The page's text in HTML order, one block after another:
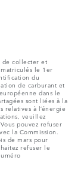
de collecter et
le 1er
du
de carburant et
dans le
sont liées à la
relatives à l’énergie
veuillez
. Vous pouvez refuser
la Commission.
de mars pour
refuser le